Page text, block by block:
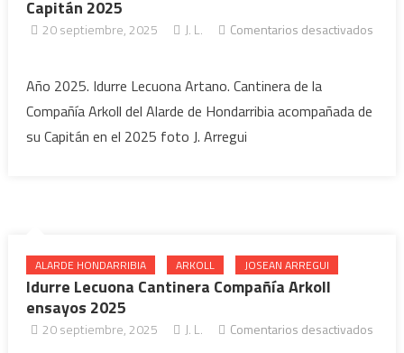
Capitán 2025
20 septiembre, 2025 J. L.
Comentarios desactivados
Año 2025. Idurre Lecuona Artano. Cantinera de la
Compañía Arkoll del Alarde de Hondarribia acompañada de
su Capitán en el 2025 foto J. Arregui
ALARDE HONDARRIBIA ARKOLL JOSEAN ARREGUI
Idurre Lecuona Cantinera Compañía Arkoll
ensayos 2025
20 septiembre, 2025 J. L.
Comentarios desactivados